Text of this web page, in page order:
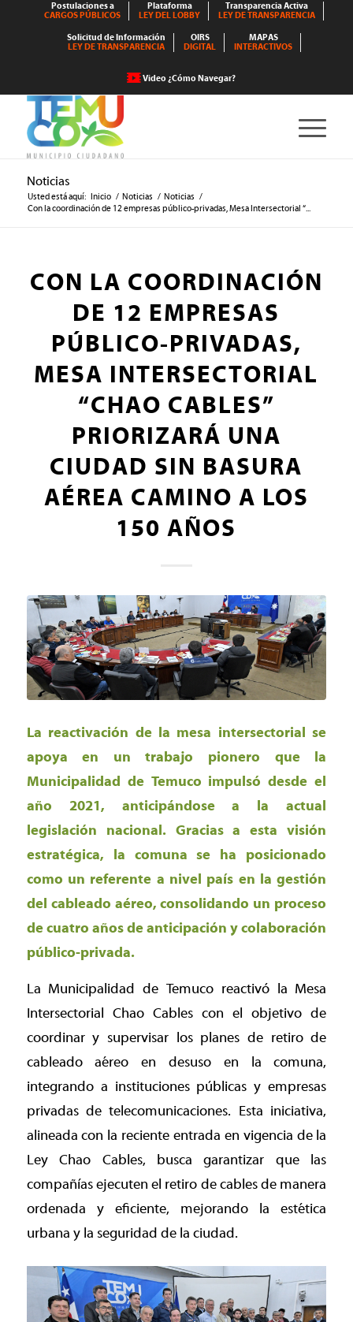
Postulaciones a
CARGOS PÚBLICOS
Plataforma
LEY DEL LOBBY
Transparencia Activa
LEY DE TRANSPARENCIA
Solicitud de Información
LEY DE TRANSPARENCIA
OIRS
DIGITAL
MAPAS
INTERACTIVOS
Video ¿Cómo Navegar?
Noticias
Usted está aquí: Inicio / Noticias / Noticias /
Con la coordinación de 12 empresas público-privadas, Mesa Intersectorial “...
CON LA COORDINACIÓN
DE 12 EMPRESAS
PÚBLICO-PRIVADAS,
MESA INTERSECTORIAL
“CHAO CABLES”
PRIORIZARÁ UNA
CIUDAD SIN BASURA
AÉREA CAMINO A LOS
150 AÑOS
La reactivación de la mesa intersectorial se
apoya en un trabajo pionero que la
Municipalidad de Temuco impulsó desde el
año 2021, anticipándose a la actual
legislación nacional. Gracias a esta visión
estratégica, la comuna se ha posicionado
como un referente a nivel país en la gestión
del cableado aéreo, consolidando un proceso
de cuatro años de anticipación y colaboración
público-privada.
La Municipalidad de Temuco reactivó la Mesa
Intersectorial Chao Cables con el objetivo de
coordinar y supervisar los planes de retiro de
cableado aéreo en desuso en la comuna,
integrando a instituciones públicas y empresas
privadas de telecomunicaciones. Esta iniciativa,
alineada con la reciente entrada en vigencia de la
Ley Chao Cables, busca garantizar que las
compañías ejecuten el retiro de cables de manera
ordenada y eficiente, mejorando la estética
urbana y la seguridad de la ciudad.